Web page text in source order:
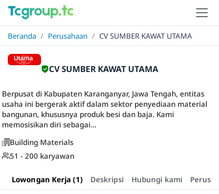
Beranda / Perusahaan / CV SUMBER KAWAT UTAMA
CV SUMBER KAWAT UTAMA
Berpusat di Kabupaten Karanganyar, Jawa Tengah, entitas
usaha ini bergerak aktif dalam sektor penyediaan material
bangunan, khususnya produk besi dan baja. Kami
memosisikan diri sebagai...
Building Materials
51 - 200 karyawan
Lowongan Kerja (1) Deskripsi Hubungi kami